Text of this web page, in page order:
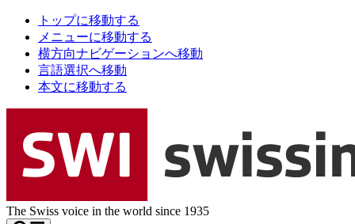
トップに移動する
メニューに移動する
横方向ナビゲーションへ移動
言語選択へ移動
本文に移動する
The Swiss voice in the world since 1935